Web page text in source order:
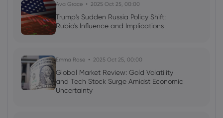
Ava Grace 2025 Oct 25, 00:00
Trump's Sudden Russia Policy Shift:
Rubio's Influence and Implications
Emma Rose 2025 Oct 25, 00:00
Global Market Review: Gold Volatility
and Tech Stock Surge Amidst Economic
Uncertainty